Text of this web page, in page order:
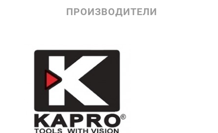
ПРОИЗВОДИТЕЛИ